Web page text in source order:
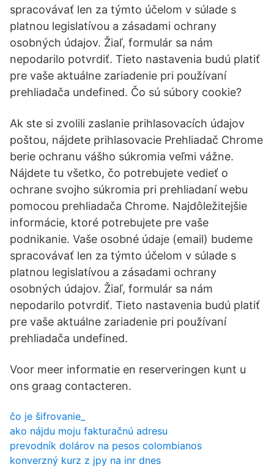
spracovávať len za týmto účelom v súlade s
platnou legislatívou a zásadami ochrany
osobných údajov. Žiaľ, formulár sa nám
nepodarilo potvrdiť. Tieto nastavenia budú platiť
pre vaše aktuálne zariadenie pri používaní
prehliadača undefined. Čo sú súbory cookie?
Ak ste si zvolili zaslanie prihlasovacích údajov
poštou, nájdete prihlasovacie Prehliadač Chrome
berie ochranu vášho súkromia veľmi vážne.
Nájdete tu všetko, čo potrebujete vedieť o
ochrane svojho súkromia pri prehliadaní webu
pomocou prehliadača Chrome. Najdôležitejšie
informácie, ktoré potrebujete pre vaše
podnikanie. Vaše osobné údaje (email) budeme
spracovávať len za týmto účelom v súlade s
platnou legislatívou a zásadami ochrany
osobných údajov. Žiaľ, formulár sa nám
nepodarilo potvrdiť. Tieto nastavenia budú platiť
pre vaše aktuálne zariadenie pri používaní
prehliadača undefined.
Voor meer informatie en reserveringen kunt u
ons graag contacteren.
čo je šifrovanie_
ako nájdu moju fakturačnú adresu
prevodník dolárov na pesos colombianos
konverzný kurz z jpy na inr dnes